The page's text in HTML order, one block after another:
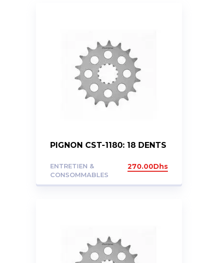
PIGNON CST-1180: 18 DENTS
ENTRETIEN &
CONSOMMABLES
270.00Dhs